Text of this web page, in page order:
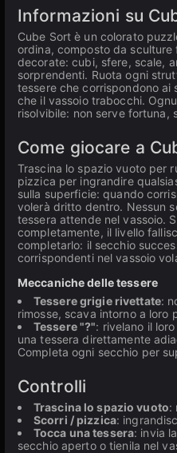
Informazioni su
Cube Sort è un colorato
ordina, composto da
decorate: cubi, sfere, scale,
sorprendenti. Ruota ogni
tessere che corrispondono
che il vassoio trabocchi.
risolvibile: non serve fortuna,
Come giocare a
Trascina lo spazio vuoto per
pizzica per ingrandire
sulla superficie: quando
volerà dritto dentro. Nessun
tessera attende nel vassoio.
completamente, il livello
completarlo: il secchio
corrispondenti nel vassoio
Meccaniche delle tessere
Tessere grigie rivettate:
rimosse, scava intorno a loro
Tessere "?": rivelano il
una tessera direttamente
Completa ogni secchio per
Controlli
Trascina lo spazio vuoto:
Scorri / pizzica:
Tocca una tessera: invia
secchio aperto o tienila nel